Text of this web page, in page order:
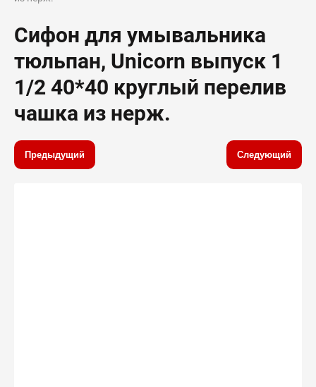
Сифон для умывальника
тюльпан, Unicorn выпуск 1
1/2 40*40 круглый перелив
чашка из нерж.
Предыдущий Следующий